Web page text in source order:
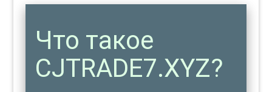
Что такое
CJTRADE7.XYZ?